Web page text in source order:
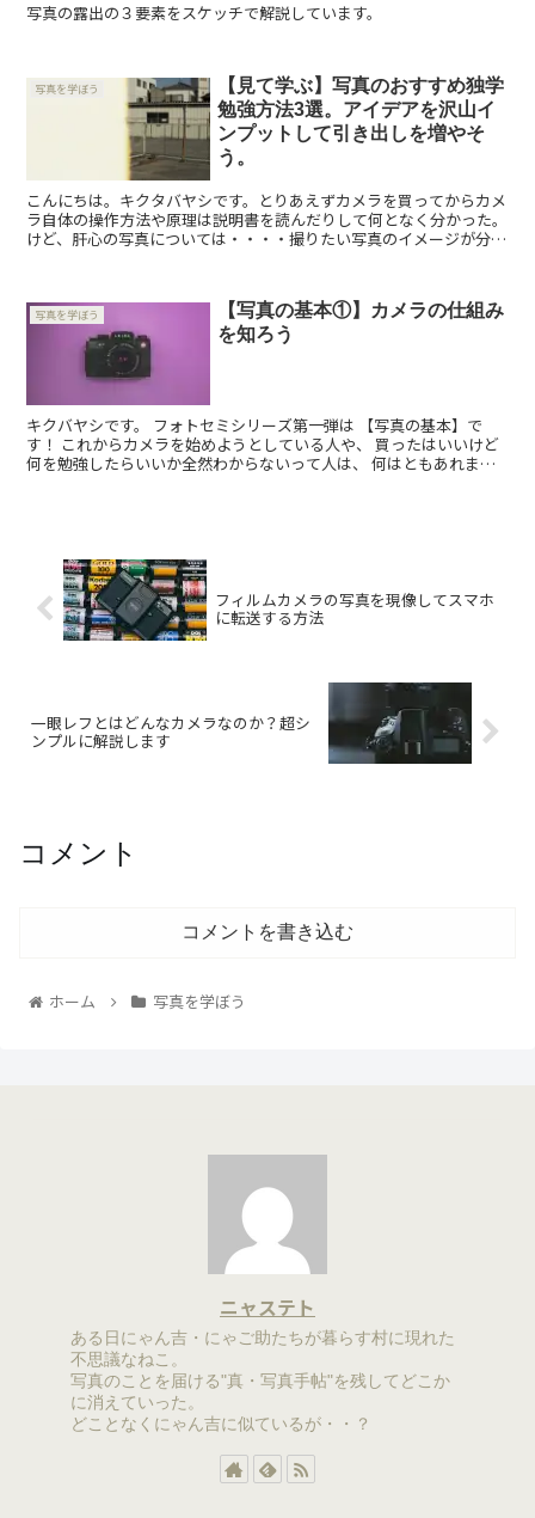
写真の露出の３要素をスケッチで解説しています。
写真を学ぼう
【見て学ぶ】写真のおすすめ独学
勉強方法3選。アイデアを沢山イ
ンプットして引き出しを増やそ
う。
こんにちは。キクタバヤシです。とりあえずカメラを買ってからカメ
ラ自体の操作方法や原理は説明書を読んだりして何となく分かった。
けど、肝心の写真については・・・・撮りたい写真のイメージが分か
写真を学ぼう
【写真の基本①】カメラの仕組み
を知ろう
キクバヤシです。 フォトセミシリーズ第一弾は 【写真の基本】で
す！ これからカメラを始めようとしている人や、 買ったはいいけど
何を勉強したらいいか全然わからないって人は、 何はともあれまず
フィルムカメラの写真を現像してスマホ
に転送する方法
一眼レフとはどんなカメラなのか？超シ
ンプルに解説します
コメント
コメントを書き込む
ホーム 写真を学ぼう
ニャステト
ある日にゃん吉・にゃご助たちが暮らす村に現れた
不思議なねこ。
写真のことを届ける"真・写真手帖"を残してどこか
に消えていった。
どことなくにゃん吉に似ているが・・？